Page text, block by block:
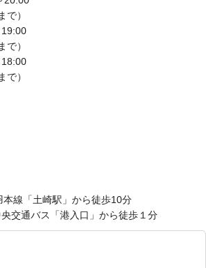
で）
19:00
で）
18:00
で）
本線「土崎駅」から徒歩10分
央交通バス「港入口」から徒歩１分